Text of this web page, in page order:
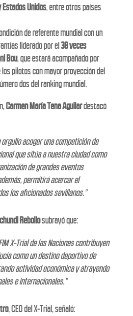
Estados Unidos, entre otros países
de referente mundial con un
liderado por el38 veces
Bou, que estará acompañado por
los pilotos con mayor proyección del
dos del ranking mundial.
Carmen María Tena Aguilardestacó
orgullo acoger una competición de
que sitúa a nuestra ciudad como
de grandes eventos
permitirá acercar el
los aficionados sevillanos.”
Rebollosubrayó que:
X-Trial de las Naciones contribuyen
como un destino deportivo de
actividad económica y atrayendo
e internacionales.”
, CEO del X-Trial, señaló: